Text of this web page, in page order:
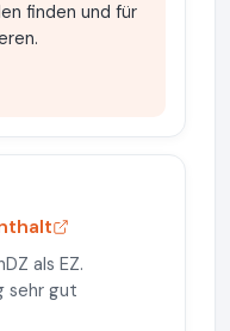
finden und für
als EZ.
sehr gut